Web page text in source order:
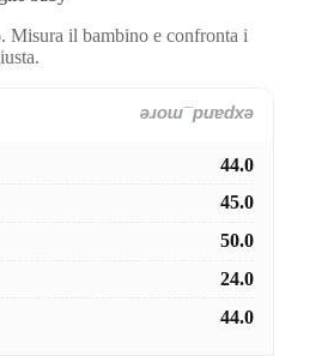
Misura il bambino e confronta i
expand_more
44.0
45.0
50.0
24.0
44.0